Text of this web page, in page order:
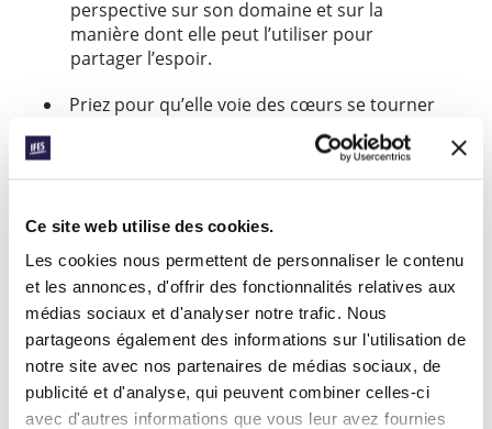
Ce site web utilise des cookies.
Les cookies nous permettent de personnaliser le contenu
et les annonces, d'offrir des fonctionnalités relatives aux
médias sociaux et d'analyser notre trafic. Nous
partageons également des informations sur l'utilisation de
notre site avec nos partenaires de médias sociaux, de
publicité et d'analyse, qui peuvent combiner celles-ci
avec d'autres informations que vous leur avez fournies
perspective sur son domaine et sur la
manière dont elle peut l’utiliser pour
partager l’espoir.
Priez pour qu’elle voie des cœurs se tourner
vers le Seigneur grâce à ses recherches, son
témoignage et le projet qu’elle mènera à
Priez aussi pour les 35 autres catalyseurs qui
Cosmos cette année.
L’INITIATIVE LOGOS
ET COSMOS
En savoir plus